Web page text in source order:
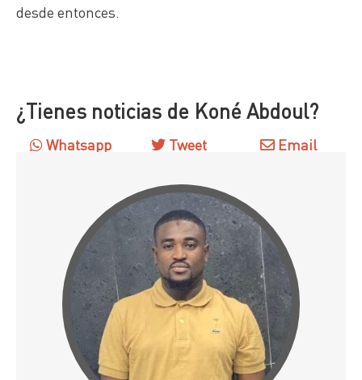
desde entonces.
¿Tienes noticias de Koné Abdoul?
Whatsapp Tweet Email